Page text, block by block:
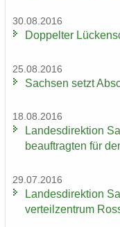
30.08.2016
Dop­pel­ter
25.08.2016
Sach­sen setzt
18.08.2016
Lan­des­di­rek­ti­on
be­auf­trag­ten für
29.07.2016
Lan­des­di­rek­ti­on
ver­teil­zen­trum